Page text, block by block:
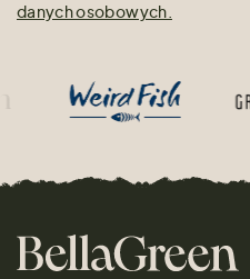
danych osobowych.